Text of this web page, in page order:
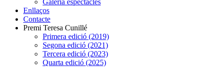
Enllaços
Contacte
Premi Teresa Cunillé
Primera edició (2019)
Segona edició (2021)
Tercera edició (2023)
Quarta edició (2025)